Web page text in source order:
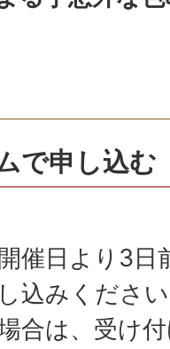
で申し込む
催日より3日
込みくださ
合は、受け